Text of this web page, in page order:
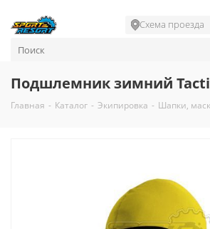
Схема проезда
Подшлемник зимний
Главная - Каталог - Экипировка - Шапки,